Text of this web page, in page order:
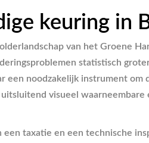
keuring in
van het Groene
statistisch
een noodzakelijk instrument
visueel
taxatie en een technische